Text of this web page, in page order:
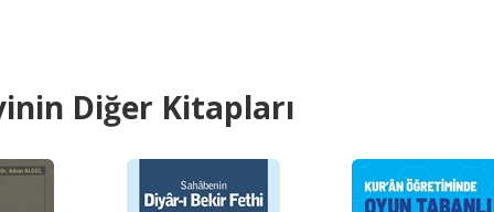
Diğer Kitapları